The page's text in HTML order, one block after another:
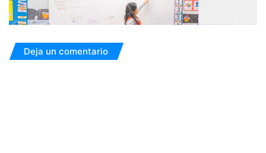
Deja un comentario